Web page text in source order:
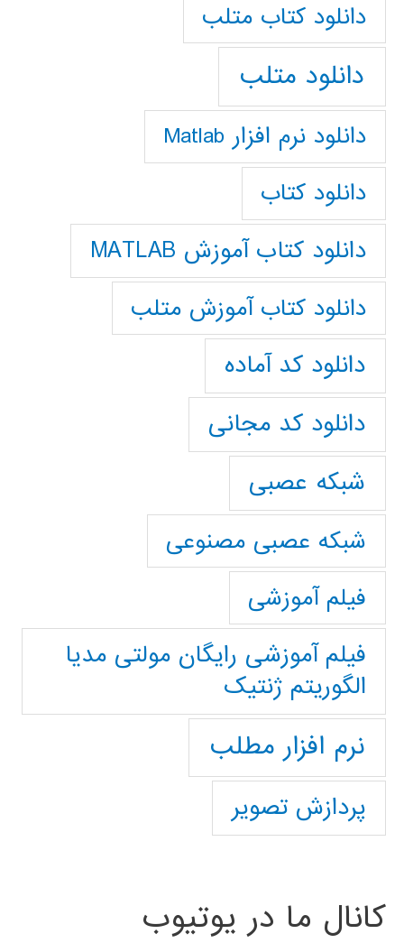
دانلود كتاب متلب
دانلود متلب
دانلود نرم افزار Matlab
دانلود کتاب
دانلود کتاب آموزش MATLAB
دانلود کتاب آموزش متلب
دانلود کد آماده
دانلود کد مجانی
شبکه عصبی
شبکه عصبی مصنوعی
فیلم آموزشی
فیلم آموزشی رایگان مولتی مدیا
الگوریتم ژنتیک
نرم افزار مطلب
پردازش تصویر
کانال ما در یوتیوب